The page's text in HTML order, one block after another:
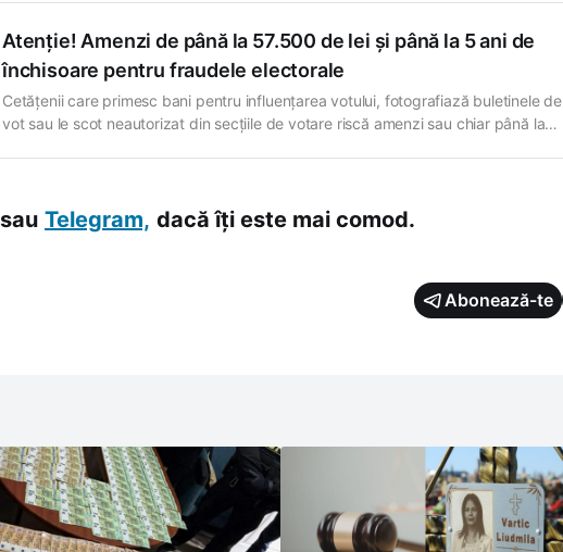
Atenție! Amenzi de până la 57.500 de lei și până la 5 ani de
închisoare pentru fraudele electorale
Cetățenii care primesc bani pentru influențarea votului, fotografiază buletinele de
vot sau le scot neautorizat din secțiile de votare riscă amenzi sau chiar până la
sau Telegram, dacă îți este mai comod.
Abonează-te